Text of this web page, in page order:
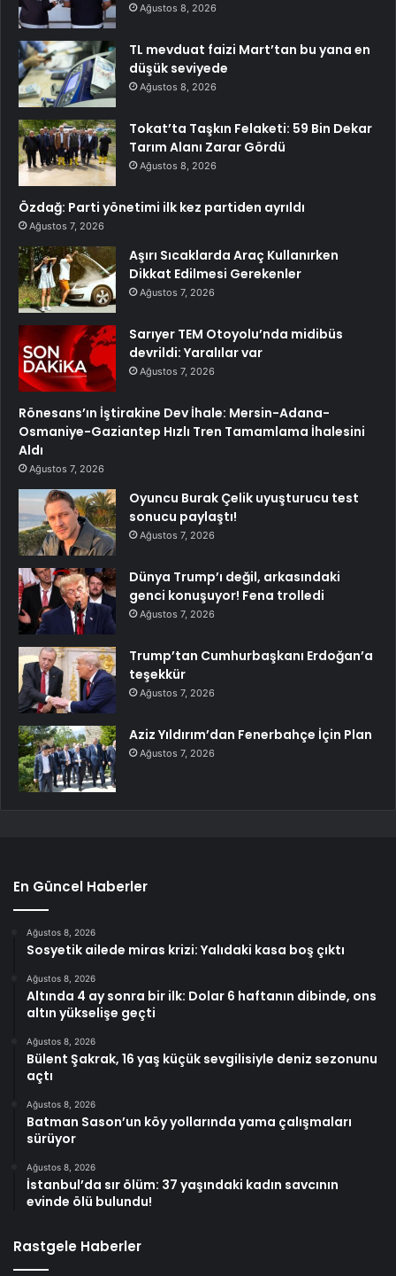
Ağustos 8, 2026
TL mevduat faizi Mart’tan bu yana en
düşük seviyede
Ağustos 8, 2026
Tokat’ta Taşkın Felaketi: 59 Bin Dekar
Tarım Alanı Zarar Gördü
Ağustos 8, 2026
Özdağ: Parti yönetimi ilk kez partiden ayrıldı
Ağustos 7, 2026
Aşırı Sıcaklarda Araç Kullanırken
Dikkat Edilmesi Gerekenler
Ağustos 7, 2026
Sarıyer TEM Otoyolu’nda midibüs
devrildi: Yaralılar var
Ağustos 7, 2026
Rönesans’ın İştirakine Dev İhale: Mersin-Adana-
Osmaniye-Gaziantep Hızlı Tren Tamamlama İhalesini
Aldı
Ağustos 7, 2026
Oyuncu Burak Çelik uyuşturucu test
sonucu paylaştı!
Ağustos 7, 2026
Dünya Trump’ı değil, arkasındaki
genci konuşuyor! Fena trolledi
Ağustos 7, 2026
Trump’tan Cumhurbaşkanı Erdoğan’a
teşekkür
Ağustos 7, 2026
Aziz Yıldırım’dan Fenerbahçe İçin Plan
Ağustos 7, 2026
En Güncel Haberler
Ağustos 8, 2026
Sosyetik ailede miras krizi: Yalıdaki kasa boş çıktı
Ağustos 8, 2026
Altında 4 ay sonra bir ilk: Dolar 6 haftanın dibinde, ons
altın yükselişe geçti
Ağustos 8, 2026
Bülent Şakrak, 16 yaş küçük sevgilisiyle deniz sezonunu
açtı
Ağustos 8, 2026
Batman Sason’un köy yollarında yama çalışmaları
sürüyor
Ağustos 8, 2026
İstanbul’da sır ölüm: 37 yaşındaki kadın savcının
evinde ölü bulundu!
Rastgele Haberler